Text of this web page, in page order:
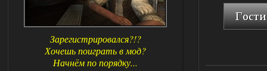
Зарегистрировался?!?
Хочешь поиграть в мод?
Начнём по порядку...